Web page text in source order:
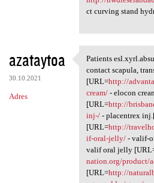
ct curving stand
azataytoa
30.10.2021
Adres
Patients
Patients
contact scapula,
[URL=http://
cream/- elocon
[URL=http://
inj-/- placentrex
[URL=http://
if-oral-jelly/- valif-
valif oral jelly
nation.org/product/
[URL=http://